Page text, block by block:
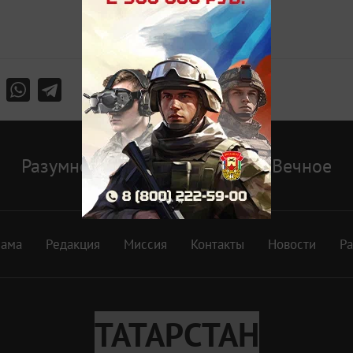
Разумное Доброе Вечное
Редакция Миссия Контакты Новости
ТАТАРСТАН